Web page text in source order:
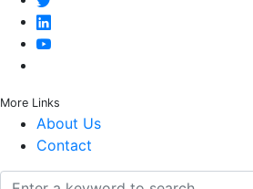
More Links
About Us
Contact
தமிழகத்தில் நடத்தப்பட்ட